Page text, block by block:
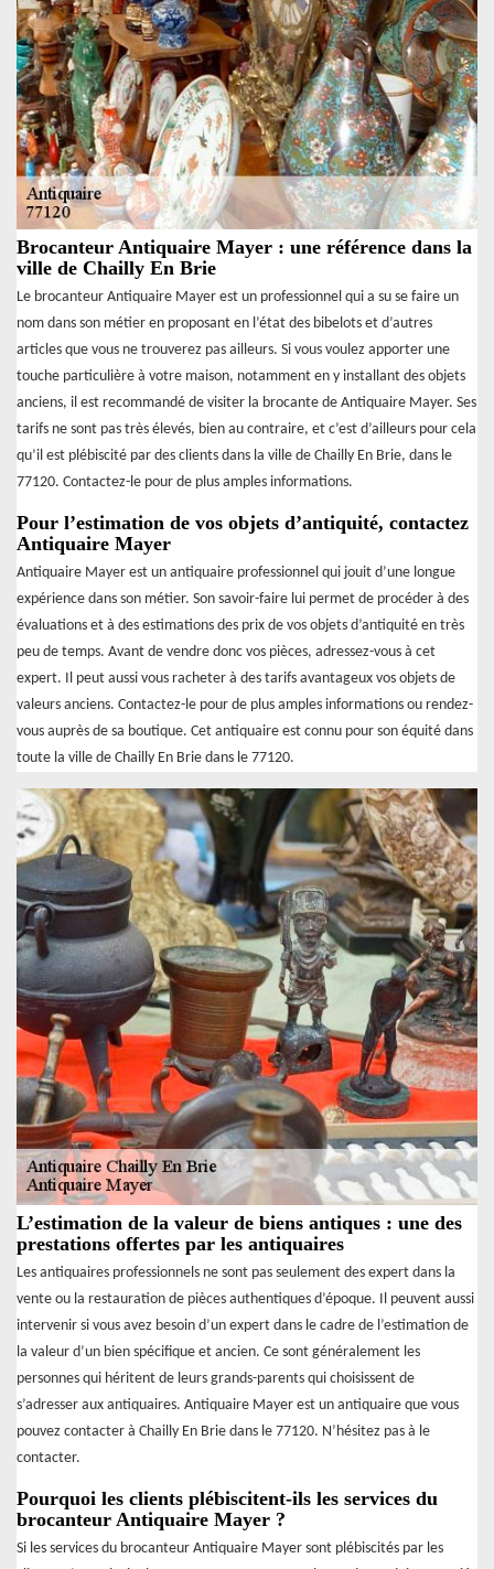
Brocanteur Antiquaire Mayer : une référence dans la
ville de Chailly En Brie
Le brocanteur Antiquaire Mayer est un professionnel qui a su se faire un
nom dans son métier en proposant en l’état des bibelots et d’autres
articles que vous ne trouverez pas ailleurs. Si vous voulez apporter une
touche particulière à votre maison, notamment en y installant des objets
anciens, il est recommandé de visiter la brocante de Antiquaire Mayer. Ses
tarifs ne sont pas très élevés, bien au contraire, et c’est d’ailleurs pour cela
qu’il est plébiscité par des clients dans la ville de Chailly En Brie, dans le
77120. Contactez-le pour de plus amples informations.
Pour l’estimation de vos objets d’antiquité, contactez
Antiquaire Mayer
Antiquaire Mayer est un antiquaire professionnel qui jouit d’une longue
expérience dans son métier. Son savoir-faire lui permet de procéder à des
évaluations et à des estimations des prix de vos objets d’antiquité en très
peu de temps. Avant de vendre donc vos pièces, adressez-vous à cet
expert. Il peut aussi vous racheter à des tarifs avantageux vos objets de
valeurs anciens. Contactez-le pour de plus amples informations ou rendez-
vous auprès de sa boutique. Cet antiquaire est connu pour son équité dans
toute la ville de Chailly En Brie dans le 77120.
L’estimation de la valeur de biens antiques : une des
prestations offertes par les antiquaires
Les antiquaires professionnels ne sont pas seulement des expert dans la
vente ou la restauration de pièces authentiques d’époque. Il peuvent aussi
intervenir si vous avez besoin d’un expert dans le cadre de l’estimation de
la valeur d’un bien spécifique et ancien. Ce sont généralement les
personnes qui héritent de leurs grands-parents qui choisissent de
s’adresser aux antiquaires. Antiquaire Mayer est un antiquaire que vous
pouvez contacter à Chailly En Brie dans le 77120. N’hésitez pas à le
contacter.
Pourquoi les clients plébiscitent-ils les services du
brocanteur Antiquaire Mayer ?
Si les services du brocanteur Antiquaire Mayer sont plébiscités par les